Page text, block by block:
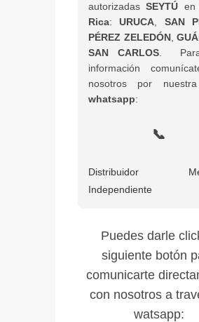
autorizadasSEYTÚ
Rica:URUCA, SAN
PÉREZ ZELEDÓN,
SAN CARLOS.
información
nosotros por
whatsapp:
📞
Distribuidor
Independiente
Puedes darle
siguiente botón
comunicarte
con nosotros a
watsapp: